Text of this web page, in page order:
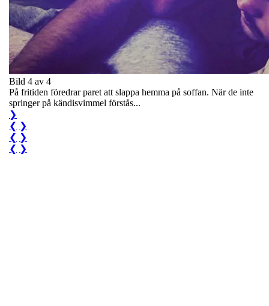
Bild 4 av 4
På fritiden föredrar paret att slappa hemma på soffan. När de inte
springer på kändisvimmel förstås...
❯
❮ ❯
❮ ❯
❮ ❯